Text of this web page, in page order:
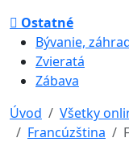
Ostatné
Bývanie,
Zvieratá
Zábava
Úvod
Všetky
Francúzština